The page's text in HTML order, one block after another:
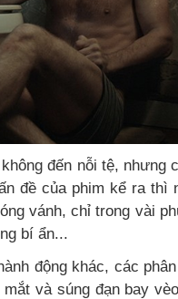
đến nỗi tệ, nhưng
đề của phim kể ra thì
vánh, chỉ trong vài
bí ẩn...
động khác, các
và súng đạn bay